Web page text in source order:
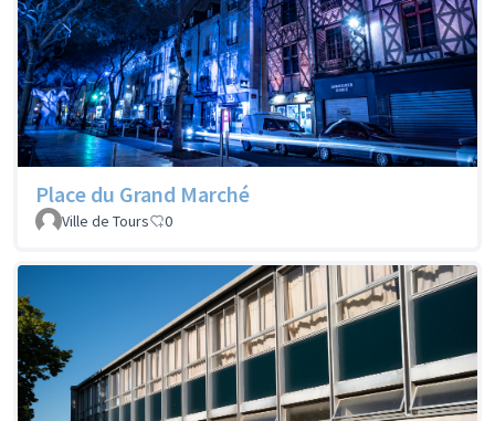
Place du Grand Marché
Ville de Tours 0